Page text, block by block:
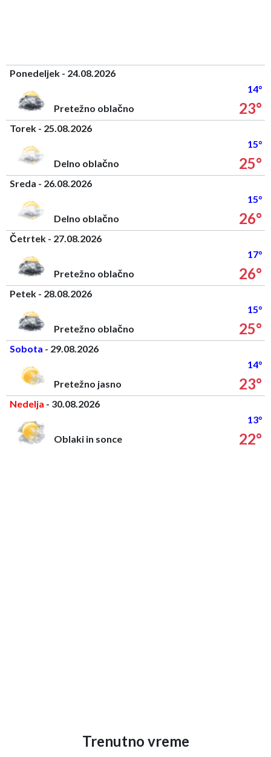
Ponedeljek - 24.08.2026
14°
Pretežno oblačno
23°
Torek - 25.08.2026
15°
Delno oblačno
25°
Sreda - 26.08.2026
15°
Delno oblačno
26°
Četrtek - 27.08.2026
17°
Pretežno oblačno
26°
Petek - 28.08.2026
15°
Pretežno oblačno
25°
Sobota - 29.08.2026
14°
Pretežno jasno
23°
Nedelja - 30.08.2026
13°
Oblaki in sonce
22°
Trenutno vreme